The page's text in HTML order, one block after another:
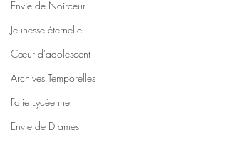
Envie de Noirceur
Jeunesse éternelle
Cœur d'adolescent
Archives Temporelles
Folie Lycéenne
Envie de Drames